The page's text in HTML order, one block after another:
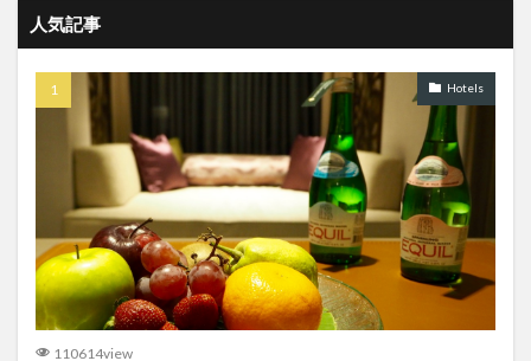
人気記事
Hotels
110614view